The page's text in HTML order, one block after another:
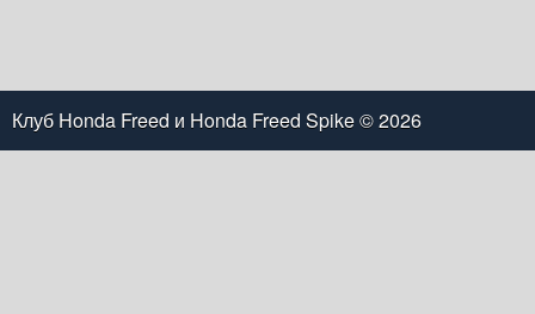
Клуб Honda Freed и Honda Freed Spike© 2026